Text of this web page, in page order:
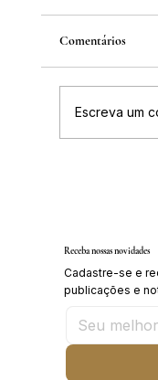
Comentários
Escreva um
Receba nossas novidades
Cadastre-se e
publicações e